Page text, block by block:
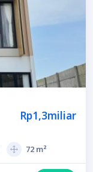
Rp1,3miliar
72 m²